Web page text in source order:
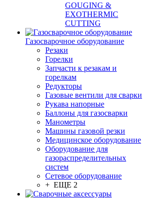
GOUGING &
EXOTHERMIC
CUTTING
Газосварочное оборудование
Резаки
Горелки
Запчасти к резакам и
горелкам
Редукторы
Газовые вентили для сварки
Рукава напорные
Баллоны для газосварки
Манометры
Машины газовой резки
Медицинское оборудование
Оборудование для
газораспределительных
систем
Сетевое оборудование
+ ЕЩЕ 2